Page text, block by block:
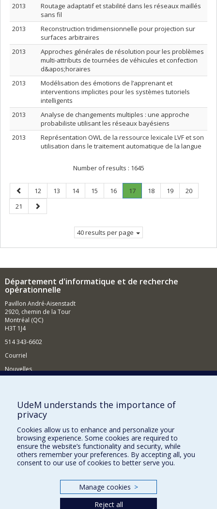
2013
Routage adaptatif et stabilité dans les réseaux maillés
sans fil
2013
Reconstruction tridimensionnelle pour projection sur
surfaces arbitraires
2013
Approches générales de résolution pour les problèmes
multi-attributs de tournées de véhicules et confection
d&apos;horaires
2013
Modélisation des émotions de l’apprenant et
interventions implicites pour les systèmes tutoriels
intelligents
2013
Analyse de changements multiples : une approche
probabiliste utilisant les réseaux bayésiens
2013
Représentation OWL de la ressource lexicale LVF et son
utilisation dans le traitement automatique de la langue
Number of results : 1645
Previous
page
Page
12 Page
13 Page
14 Page
15 Page
16 Page
17.
Current
Page
18 Page
19 Page
20
Page
21
Next
page
40 results per page
Département d'informatique et de recherche
opérationnelle
Pavillon André-Aisenstadt
2920, chemin de la Tour
Montréal (QC)
H3T 1J4
514 343-6602
Courriel
Nouvelles
Comment soutenir le Département?
BESOIN D'AIDE?
Plan du site
Signaler une erreur
Accessibilité
Nos départements et écoles
UdeM understands the importance of
privacy
Cookies allow us to enhance and personalize your
browsing experience. Some cookies are required to
ensure the website’s functionality and security, while
others remember your preferences. By accepting all, you
consent to our use of cookies to better serve you.
Manage cookies >
Reject all